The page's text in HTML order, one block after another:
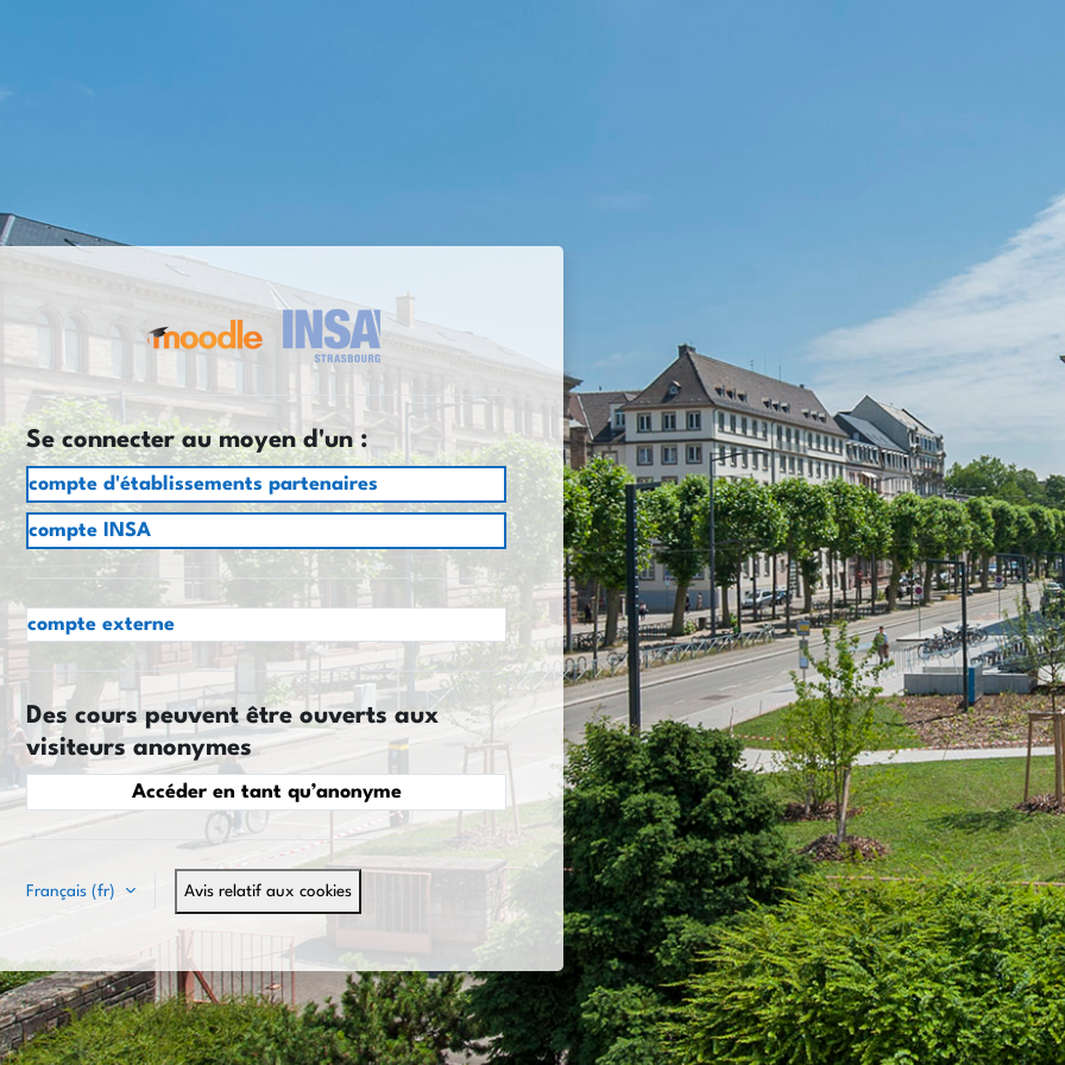
Connexion à Plateforme pédagogique - INSA
Se connecter au moyen d'un :
compte d'établissements partenaires
compte INSA
compte externe
Des cours peuvent être ouverts aux
visiteurs anonymes
Accéder en tant qu’anonyme
Français ‎(fr)‎ Avis relatif aux cookies